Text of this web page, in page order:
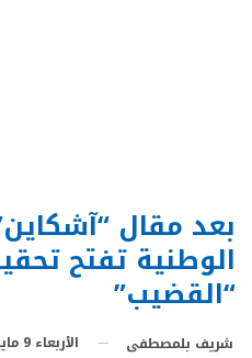
بعد مقال
الوطنية تفتح
“القضيب”
شريف بلمصطفى الأربعاء 9 مايو 2018 - 17:20